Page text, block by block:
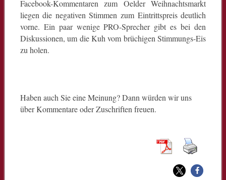
Facebook-Kommentaren zum Oelder Weihnachtsmarkt
liegen die negativen Stimmen zum Eintrittspreis deutlich
vorne. Ein paar wenige PRO-Sprecher gibt es bei den
Diskussionen, um die Kuh vom brüchigen Stimmungs-Eis
zu holen.
Haben auch Sie eine Meinung? Dann würden wir uns
über Kommentare oder Zuschriften freuen.